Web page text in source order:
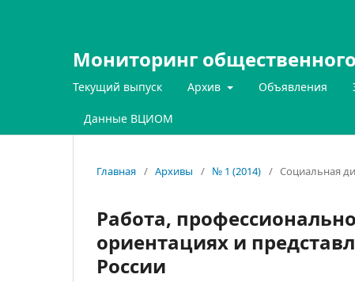
Мониторинг
Текущий выпуск Архив Объявления
Данные ВЦИОМ
Главная / Архивы / № 1 (2014) / Социальная
Работа,
ориентациях и
России